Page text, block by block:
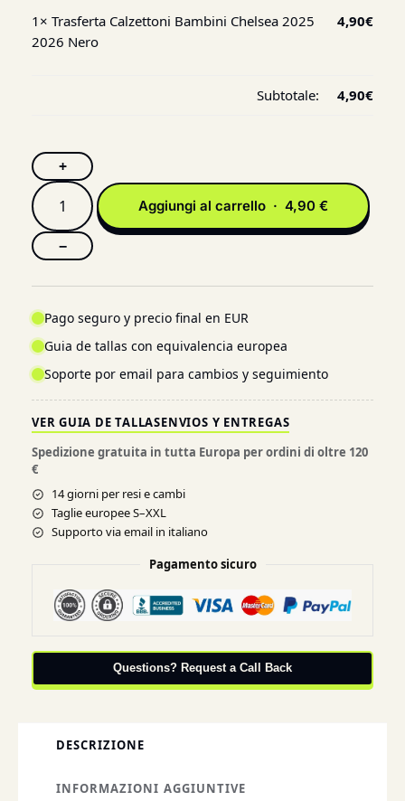
1× Trasferta Calzettoni Bambini Chelsea 2025
2026 Nero
4,90€
Subtotale: 4,90€
+
−
Aggiungi al carrello · 4,90 €
Pago seguro y precio final en EUR
Guia de tallas con equivalencia europea
Soporte por email para cambios y seguimiento
VER GUIA DE TALLASENVIOS Y ENTREGAS
Spedizione gratuita in tutta Europa per ordini di oltre 120
€
14 giorni per resi e cambi
Taglie europee S–XXL
Supporto via email in italiano
Pagamento sicuro
Questions? Request a Call Back
DESCRIZIONE
INFORMAZIONI AGGIUNTIVE